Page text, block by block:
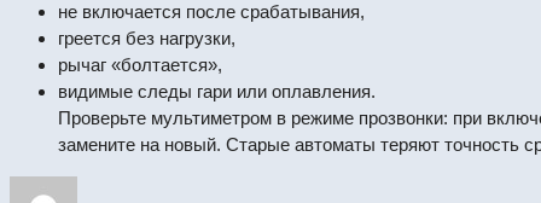
не включается после срабатывания,
греется без нагрузки,
рычаг «болтается»,
видимые следы гари или оплавления.
Проверьте мультиметром в режиме прозвонки: при
замените на новый. Старые автоматы теряют точность